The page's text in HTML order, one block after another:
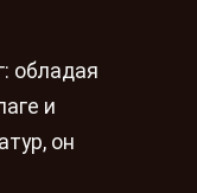
обладая
и
он